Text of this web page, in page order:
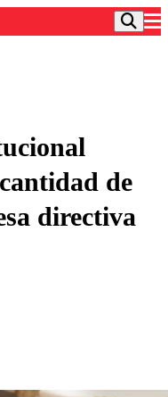
de
directiva